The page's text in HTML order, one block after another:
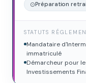
Préparation
STATUTS
Mandataire
immatriculé
Démarcheur pour
Investissements